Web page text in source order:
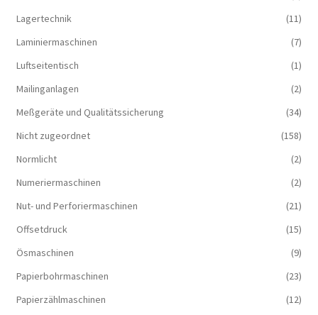
Lagertechnik
(11)
Laminiermaschinen
(7)
Luftseitentisch
(1)
Mailinganlagen
(2)
Meßgeräte und Qualitätssicherung
(34)
Nicht zugeordnet
(158)
Normlicht
(2)
Numeriermaschinen
(2)
Nut- und Perforiermaschinen
(21)
Offsetdruck
(15)
Ösmaschinen
(9)
Papierbohrmaschinen
(23)
Papierzählmaschinen
(12)